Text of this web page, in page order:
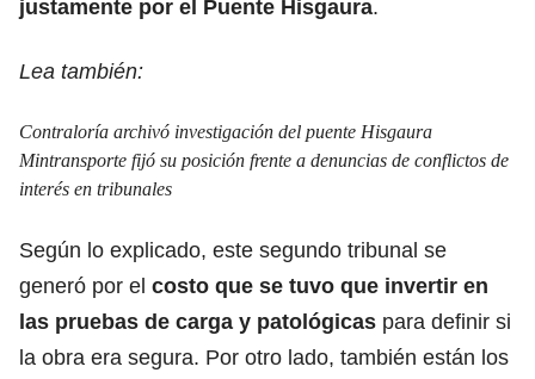
justamente por el Puente Hisgaura.
Lea también:
Contraloría archivó investigación del puente Hisgaura
Mintransporte fijó su posición frente a denuncias de conflictos de
interés en tribunales
Según lo explicado, este segundo tribunal se
generó por el costo que se tuvo que invertir en
las pruebas de carga y patológicas para definir si
la obra era segura. Por otro lado, también están los